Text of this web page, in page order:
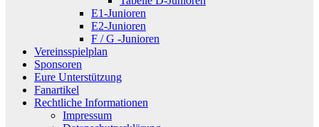
E1-Junioren
E2-Junioren
F / G -Junioren
Vereinsspielplan
Sponsoren
Eure Unterstützung
Fanartikel
Rechtliche Informationen
Impressum